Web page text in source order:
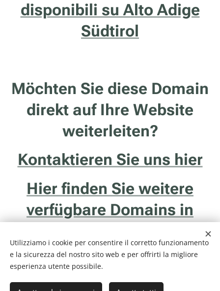
disponibili su Alto Adige
Südtirol
Möchten Sie diese Domain
direkt auf Ihre Website
weiterleiten?
Kontaktieren Sie uns hier
Hier finden Sie weitere
verfügbare Domains in
Utilizziamo i cookie per consentire il corretto funzionamento
e la sicurezza del nostro sito web e per offrirti la migliore
esperienza utente possibile.